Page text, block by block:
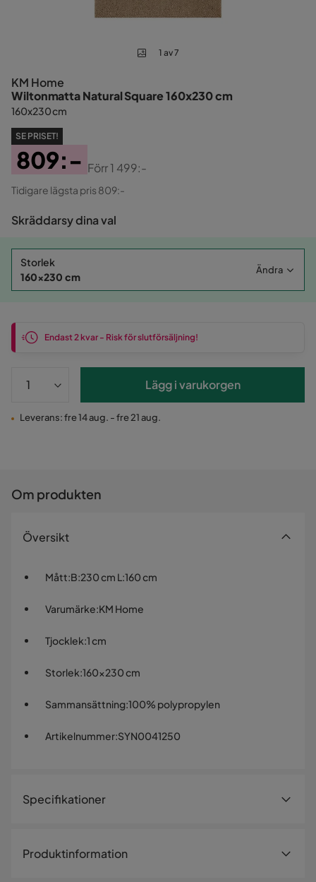
1 av 7
KM Home
Wiltonmatta Natural Square 160x230 cm
160x230 cm
SE PRISET!
Pris
809:-
Original
Pris
Förr1 499:-
Tidigare lägsta pris 809:-
Skräddarsy dina val
Storlek
160x230 cm
Ändra
Endast 2 kvar - Risk för slutförsäljning!
Lägg i varukorgen
Leverans: fre 14 aug. - fre 21 aug.
Om produkten
Översikt
Mått:B:230 cm L:160 cm
Varumärke:KM Home
Tjocklek:1 cm
Storlek:160x230 cm
Sammansättning:100% polypropylen
Artikelnummer:SYN0041250
Specifikationer
Storlek
Produktinformation